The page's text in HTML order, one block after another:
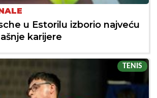
u Estorilu izborio najveću
karijere
TENIS